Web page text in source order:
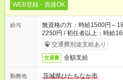
WEB登録・面接OK
給与
無資格の方：時給1500円～
2250円 / 初任者以上：時給
交通費別途支給あり
交通費 全額支給
勤務地
茨城県ひたちなか市